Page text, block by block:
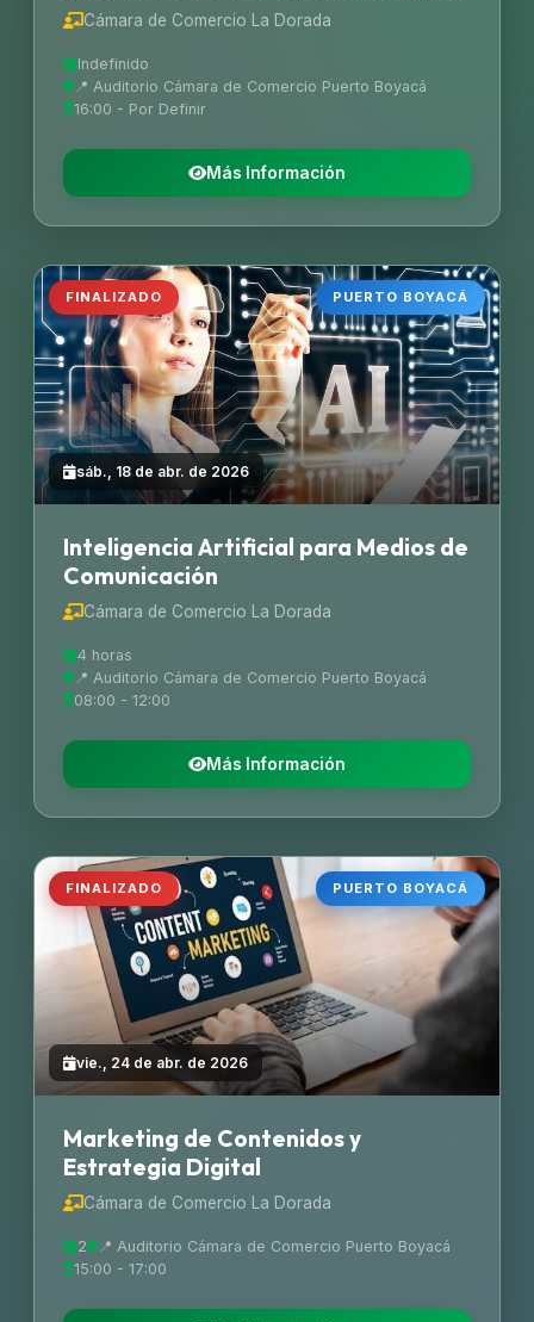
Cámara de Comercio La Dorada
Indefinido
📍 Auditorio Cámara de Comercio Puerto Boyacá
16:00 - Por Definir
Más Información
PUERTO BOYACÁ
sáb., 18 de abr. de 2026
FINALIZADO
Inteligencia Artificial para Medios de
Comunicación
Cámara de Comercio La Dorada
4 horas
📍 Auditorio Cámara de Comercio Puerto Boyacá
08:00 - 12:00
Más Información
PUERTO BOYACÁ
vie., 24 de abr. de 2026
FINALIZADO
Marketing de Contenidos y
Estrategia Digital
Cámara de Comercio La Dorada
2
📍 Auditorio Cámara de Comercio Puerto Boyacá
15:00 - 17:00